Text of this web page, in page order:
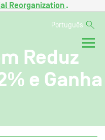
Reorganization .
Português
Reduz
e Ganha